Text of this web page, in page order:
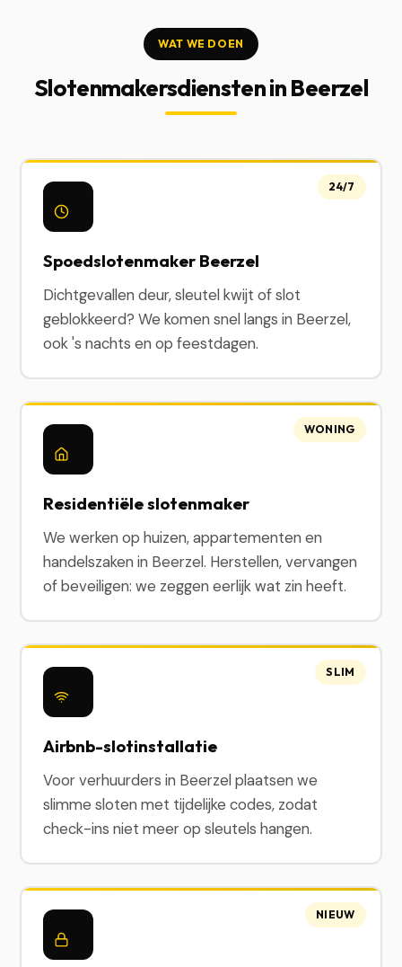
WAT WE DOEN
Slotenmakersdiensten in Beerzel
Spoedslotenmaker Beerzel
Dichtgevallen deur, sleutel kwijt of slot
geblokkeerd? We komen snel langs in Beerzel,
ook 's nachts en op feestdagen.
24/7
Residentiële slotenmaker
We werken op huizen, appartementen en
handelszaken in Beerzel. Herstellen, vervangen
of beveiligen: we zeggen eerlijk wat zin heeft.
WONING
Airbnb-slotinstallatie
Voor verhuurders in Beerzel plaatsen we
slimme sloten met tijdelijke codes, zodat
check-ins niet meer op sleutels hangen.
SLIM
NIEUW